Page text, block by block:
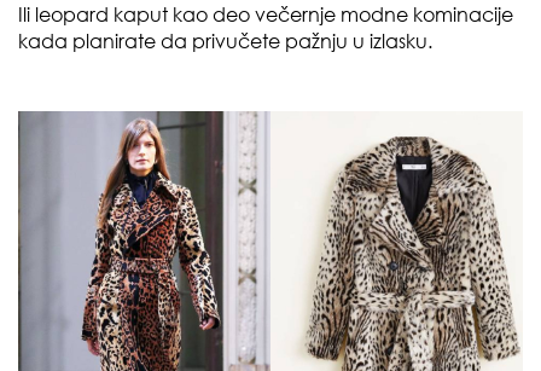
Ili leopard kaput kao deo večernje modne kominacije
kada planirate da privučete pažnju u izlasku.